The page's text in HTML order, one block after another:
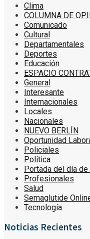
Clima
COLUMNA DE
Comunicado
Cultural
Departamentales
Deportes
Educación
ESPACIO
General
Interesante
Internacionales
Locales
Nacionales
NUEVO BERLÍN
Oportunidad
Policiales
Política
Portada del día de
Profesionales
Salud
Semaglutide
Tecnología
Noticias Recientes